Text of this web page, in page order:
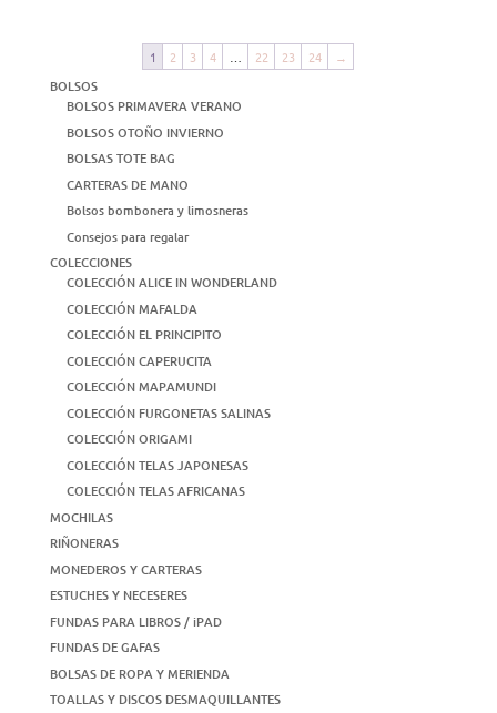
1 2 3 4 22 23 24 →
BOLSOS
BOLSOS PRIMAVERA VERANO
BOLSOS OTOÑO INVIERNO
BOLSAS TOTE BAG
CARTERAS DE MANO
Bolsos bombonera y limosneras
Consejos para regalar
COLECCIONES
COLECCIÓN ALICE IN WONDERLAND
COLECCIÓN MAFALDA
COLECCIÓN EL PRINCIPITO
COLECCIÓN CAPERUCITA
COLECCIÓN MAPAMUNDI
COLECCIÓN FURGONETAS SALINAS
COLECCIÓN ORIGAMI
COLECCIÓN TELAS JAPONESAS
COLECCIÓN TELAS AFRICANAS
MOCHILAS
RIÑONERAS
MONEDEROS Y CARTERAS
ESTUCHES Y NECESERES
FUNDAS PARA LIBROS / iPAD
FUNDAS DE GAFAS
BOLSAS DE ROPA Y MERIENDA
TOALLAS Y DISCOS DESMAQUILLANTES